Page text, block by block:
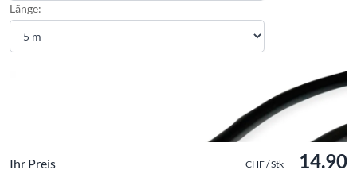
Länge:
Ihr Preis CHF / Stk 14.90